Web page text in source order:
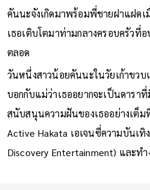
คันนะจังเกิดมาพร้อมพี่ชายฝาแฝด
เธอเติบโตมาท่ามกลางครอบครัวที่
ตลอด
วันหนึ่งสาวน้อยคันนะในวัยเก้าขว
บอกกับแม่ว่าเธออยากจะเป็นดารา
สนับสนุนความฝันของเธออย่างเต็
Active Hakata เอเจนซี่ความบันเทิ
Discovery Entertainment) และท